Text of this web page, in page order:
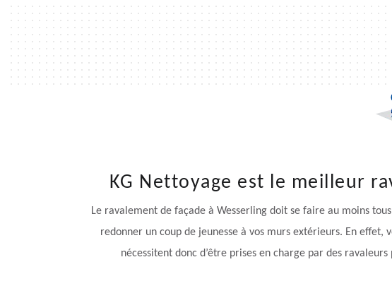
KG Nettoyage est le meilleur
Le ravalement de façade à Wesserling doit se faire au moins
redonner un coup de jeunesse à vos murs extérieurs. En
nécessitent donc d’être prises en charge par des